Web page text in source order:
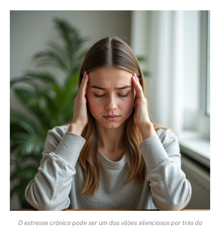
O estresse crônico pode ser um dos vilões silenciosos por trás do